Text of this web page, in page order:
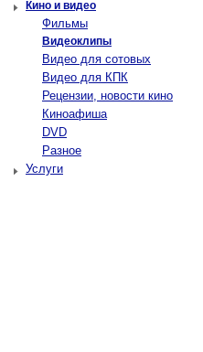
Кино и видео
Фильмы
Видеоклипы
Видео для сотовых
Видео для КПК
Рецензии, новости кино
Киноафиша
DVD
Разное
Услуги